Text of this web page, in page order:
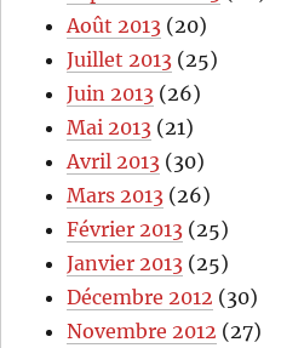
Août 2013 (20)
Juillet 2013 (25)
Juin 2013 (26)
Mai 2013 (21)
Avril 2013 (30)
Mars 2013 (26)
Février 2013 (25)
Janvier 2013 (25)
Décembre 2012 (30)
Novembre 2012 (27)